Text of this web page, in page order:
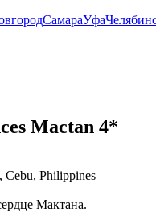
СамараУфа
Mactan 4*
Cebu, Philippines
Мактана.